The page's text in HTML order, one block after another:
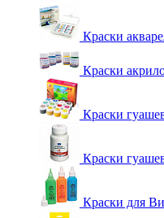
Краски
Краски
Краски
Краски
Краски для